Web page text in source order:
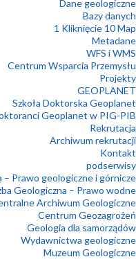
Dane geologiczne
Bazy danych
1 Kliknięcie 10 Map
Metadane
WFS i WMS
Centrum Wsparcia Przemysłu
Projekty
GEOPLANET
Szkoła Doktorska Geoplanet
Geoplanet w PIG-PIB
Rekrutacja
Archiwum rekrutacji
Kontakt
podserwisy
– Prawo geologiczne i górnicze
Geologiczna – Prawo wodne
Archiwum Geologiczne
Centrum Geozagrożeń
Geologia dla samorządów
Wydawnictwa geologiczne
Muzeum Geologiczne